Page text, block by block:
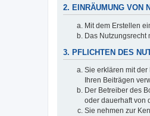
2. EINRÄUMUNG VON
Mit dem Erstellen
Das Nutzungsrecht
3. PFLICHTEN DES
Sie erklären mit
Ihren Beiträgen
Der Betreiber des
oder dauerhaft von
Sie nehmen zur